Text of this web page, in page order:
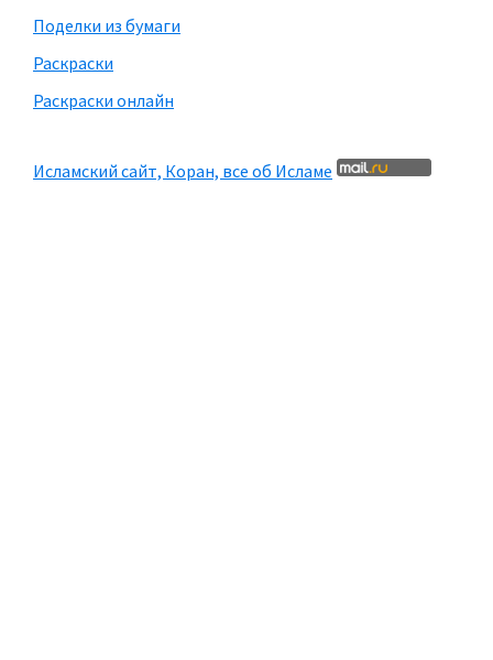
Поделки из бумаги
Раскраски
Раскраски онлайн
Исламский сайт, Коран, все об Исламе